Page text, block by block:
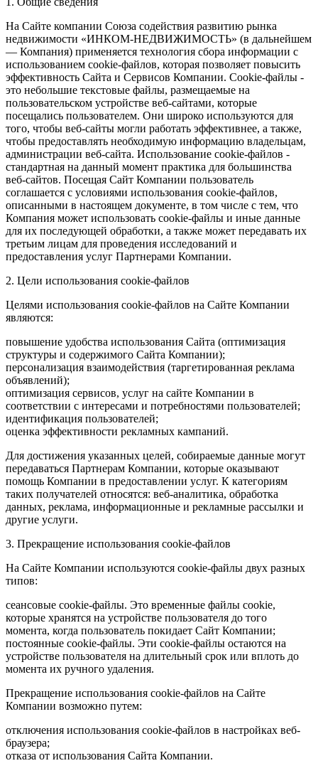
На Сайте компании Союза содействия развитию рынка
недвижимости «ИНКОМ-НЕДВИЖИМОСТЬ» (в дальнейшем
— Компания) применяется технология сбора информации с
использованием cookie-файлов, которая позволяет повысить
эффективность Сайта и Сервисов Компании. Сookie-файлы -
это небольшие текстовые файлы, размещаемые на
пользовательском устройстве веб-сайтами, которые
посещались пользователем. Они широко используются для
того, чтобы веб-сайты могли работать эффективнее, а также,
чтобы предоставлять необходимую информацию владельцам,
администрации веб-сайта. Использование cookie-файлов -
стандартная на данный момент практика для большинства
веб-сайтов. Посещая Сайт Компании пользователь
соглашается с условиями использования cookie-файлов,
описанными в настоящем документе, в том числе с тем, что
Компания может использовать cookie-файлы и иные данные
для их последующей обработки, а также может передавать их
третьим лицам для проведения исследований и
предоставления услуг Партнерами Компании.
2. Цели использования cookie-файлов
Целями использования cookie-файлов на Сайте Компании
являются:
повышение удобства использования Сайта (оптимизация
структуры и содержимого Сайта Компании);
персонализация взаимодействия (таргетированная реклама
объявлений);
оптимизация сервисов, услуг на сайте Компании в
соответствии с интересами и потребностями пользователей;
идентификация пользователей;
оценка эффективности рекламных кампаний.
Для достижения указанных целей, собираемые данные могут
передаваться Партнерам Компании, которые оказывают
помощь Компании в предоставлении услуг. К категориям
таких получателей относятся: веб-аналитика, обработка
данных, реклама, информационные и рекламные рассылки и
другие услуги.
3. Прекращение использования cookie-файлов
На Сайте Компании используются cookie-файлы двух разных
типов:
сеансовые cookie-файлы. Это временные файлы cookie,
которые хранятся на устройстве пользователя до того
момента, когда пользователь покидает Сайт Компании;
постоянные cookie-файлы. Эти cookie-файлы остаются на
устройстве пользователя на длительный срок или вплоть до
момента их ручного удаления.
Прекращение использования cookie-файлов на Сайте
Компании возможно путем:
отключения использования cookie-файлов в настройках веб-
браузера;
отказа от использования Сайта Компании.